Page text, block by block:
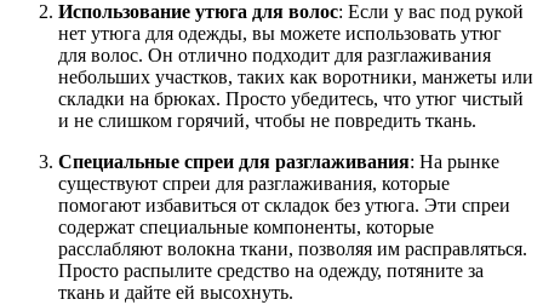
Использование утюга для волос: Если у вас под рукой
нет утюга для одежды, вы можете использовать утюг
для волос. Он отлично подходит для разглаживания
небольших участков, таких как воротники, манжеты или
складки на брюках. Просто убедитесь, что утюг чистый
и не слишком горячий, чтобы не повредить ткань.
Специальные спреи для разглаживания: На рынке
существуют спреи для разглаживания, которые
помогают избавиться от складок без утюга. Эти спреи
содержат специальные компоненты, которые
расслабляют волокна ткани, позволяя им расправляться.
Просто распылите средство на одежду, потяните за
ткань и дайте ей высохнуть.